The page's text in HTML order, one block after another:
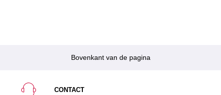
Bovenkant van de pagina
CONTACT